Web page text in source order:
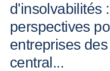
d'insolvabilités
perspectives
entreprises
central...